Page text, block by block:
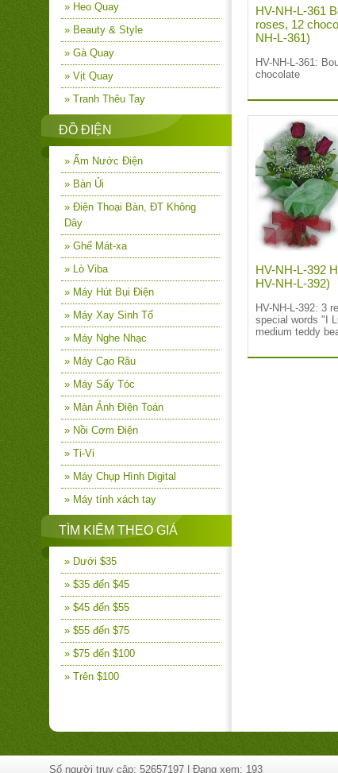
» Heo Quay
» Beauty & Style
» Gà Quay
» Vịt Quay
» Tranh Thêu Tay
ĐỒ ĐIỆN
» Ấm Nước Điện
» Bàn Ủi
» Điện Thoại Bàn, ĐT Không
Dây
» Ghế Mát-xa
» Lò Viba
» Máy Hút Bụi Điện
» Máy Xay Sinh Tố
» Máy Nghe Nhạc
» Máy Cạo Râu
» Máy Sấy Tóc
» Màn Ảnh Điện Toán
» Nồi Cơm Điện
» Ti-Vi
» Máy Chụp Hình Digital
» Máy tính xách tay
TÌM KIẾM THEO GIÁ
» Dưới $35
» $35 đến $45
» $45 đến $55
» $55 đến $75
» $75 đến $100
» Trên $100
HV-NH-L-361
roses, 12
NH-L-361)
HV-NH-L-361:
chocolate
HV-NH-L-392
HV-NH-L-392)
HV-NH-L-392: 3
special words "I
medium teddy
Số người truy cập: 52657197 | Đang xem: 193